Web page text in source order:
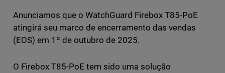
Anunciamos que o WatchGuard Firebox T85-PoE
atingirá seu marco de encerramento das vendas
(EOS) em 1º de outubro de 2025.
O Firebox T85-PoE tem sido uma solução